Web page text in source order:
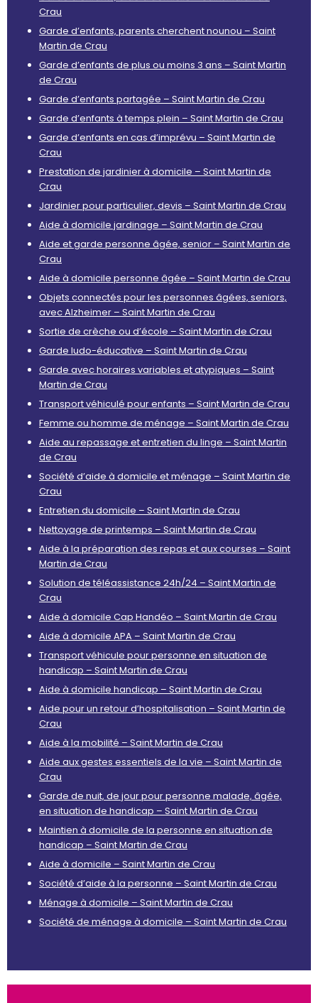
Crau
Garde d’enfants, parents cherchent nounou – Saint
Martin de Crau
Garde d’enfants de plus ou moins 3 ans – Saint Martin
de Crau
Garde d’enfants partagée – Saint Martin de Crau
Garde d’enfants à temps plein – Saint Martin de Crau
Garde d’enfants en cas d’imprévu – Saint Martin de
Crau
Prestation de jardinier à domicile – Saint Martin de
Crau
Jardinier pour particulier, devis – Saint Martin de Crau
Aide à domicile jardinage – Saint Martin de Crau
Aide et garde personne âgée, senior – Saint Martin de
Crau
Aide à domicile personne âgée – Saint Martin de Crau
Objets connectés pour les personnes âgées, seniors,
avec Alzheimer – Saint Martin de Crau
Sortie de crèche ou d’école – Saint Martin de Crau
Garde ludo-éducative – Saint Martin de Crau
Garde avec horaires variables et atypiques – Saint
Martin de Crau
Transport véhiculé pour enfants – Saint Martin de Crau
Femme ou homme de ménage – Saint Martin de Crau
Aide au repassage et entretien du linge – Saint Martin
de Crau
Société d’aide à domicile et ménage – Saint Martin de
Crau
Entretien du domicile – Saint Martin de Crau
Nettoyage de printemps – Saint Martin de Crau
Aide à la préparation des repas et aux courses – Saint
Martin de Crau
Solution de téléassistance 24h/24 – Saint Martin de
Crau
Aide à domicile Cap Handéo – Saint Martin de Crau
Aide à domicile APA – Saint Martin de Crau
Transport véhicule pour personne en situation de
handicap – Saint Martin de Crau
Aide à domicile handicap – Saint Martin de Crau
Aide pour un retour d’hospitalisation – Saint Martin de
Crau
Aide à la mobilité – Saint Martin de Crau
Aide aux gestes essentiels de la vie – Saint Martin de
Crau
Garde de nuit, de jour pour personne malade, âgée,
en situation de handicap – Saint Martin de Crau
Maintien à domicile de la personne en situation de
handicap – Saint Martin de Crau
Aide à domicile – Saint Martin de Crau
Société d’aide à la personne – Saint Martin de Crau
Ménage à domicile – Saint Martin de Crau
Société de ménage à domicile – Saint Martin de Crau